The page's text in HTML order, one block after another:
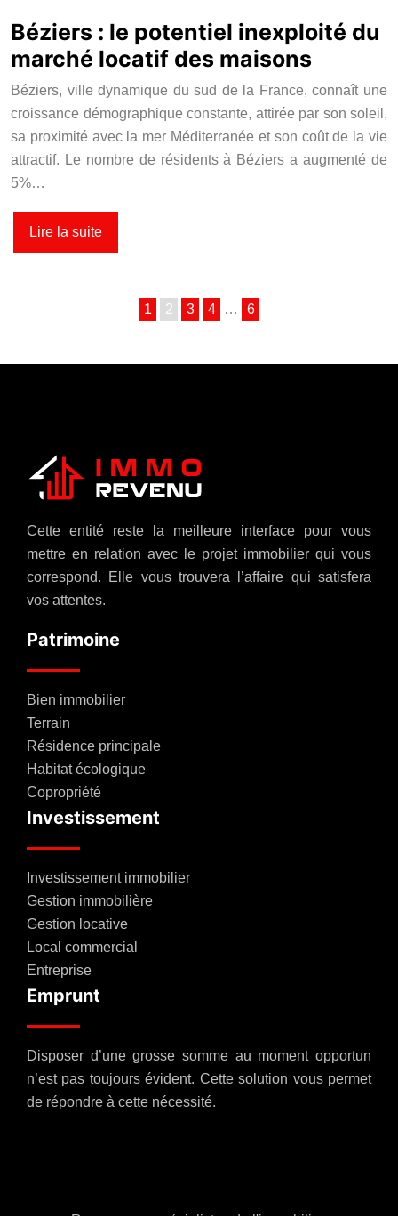
Béziers : le potentiel inexploité du
marché locatif des maisons
Béziers, ville dynamique du sud de la France, connaît une
croissance démographique constante, attirée par son soleil,
sa proximité avec la mer Méditerranée et son coût de la vie
attractif. Le nombre de résidents à Béziers a augmenté de
5%…
Lire la suite
1 2 3 4 … 6
Cette entité reste la meilleure interface pour vous
mettre en relation avec le projet immobilier qui vous
correspond. Elle vous trouvera l’affaire qui satisfera
vos attentes.
Patrimoine
Bien immobilier
Terrain
Résidence principale
Habitat écologique
Copropriété
Investissement
Investissement immobilier
Gestion immobilière
Gestion locative
Local commercial
Entreprise
Emprunt
Disposer d’une grosse somme au moment opportun
n’est pas toujours évident. Cette solution vous permet
de répondre à cette nécessité.